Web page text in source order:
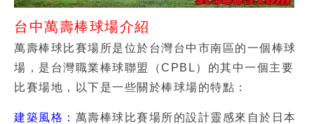
台中萬壽棒球場介紹
萬壽棒球比賽場所是位於台灣台中市南區的一個棒球
場，是台灣職業棒球聯盟（CPBL）的其中一個主要
比賽場地，以下是一些關於棒球場的特點：
建築風格： 萬壽棒球比賽場所的設計靈感來自於日本